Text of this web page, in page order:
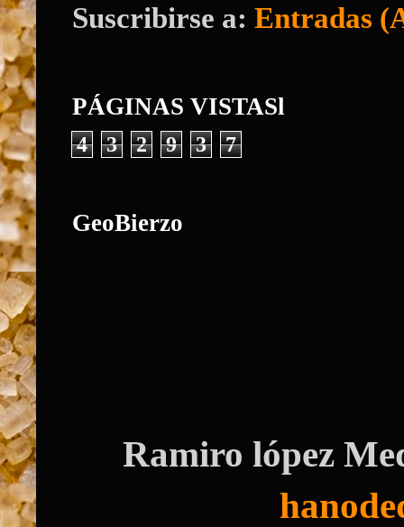
Suscribirse a: Entradas
PÁGINAS VISTASl
4 3 2 9 3 7
GeoBierzo
Ramiro lópez